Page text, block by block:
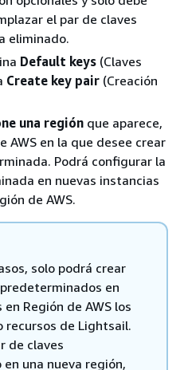
el par de claves
eliminado.
Default keys (Claves
Create key pair (Creación
una región que aparece,
AWS en la que desee crear
Podrá configurar la
en nuevas instancias
de AWS.
solo podrá crear
en
Región de AWS los
recursos de Lightsail.
de claves
una nueva región,